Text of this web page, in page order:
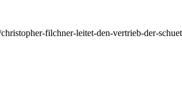
filchner-leitet-den-vertrieb-der-